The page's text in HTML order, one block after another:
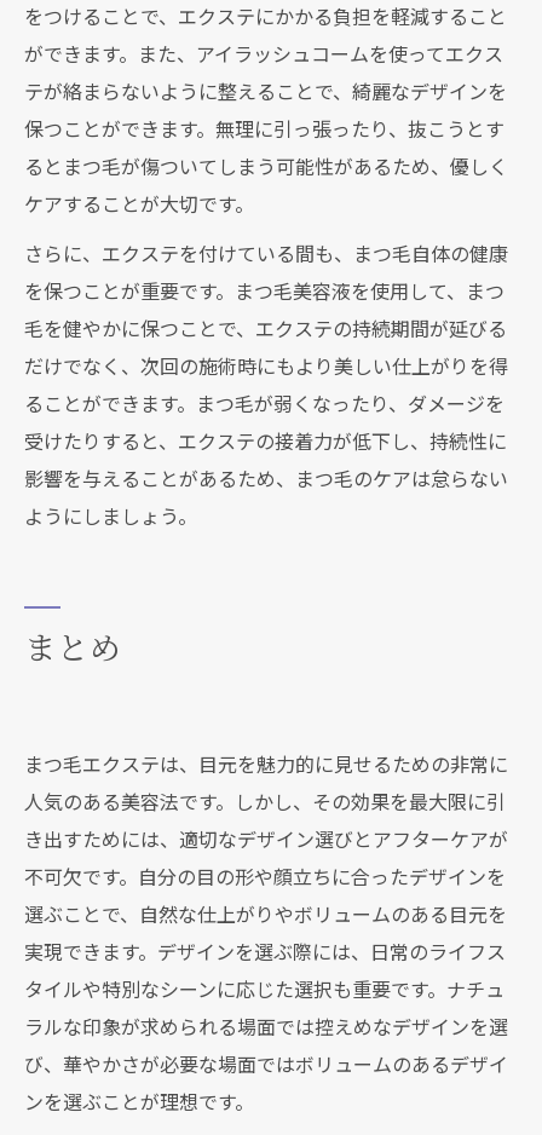
をつけることで、エクステにかかる負担を軽減すること
ができます。また、アイラッシュコームを使ってエクス
テが絡まらないように整えることで、綺麗なデザインを
保つことができます。無理に引っ張ったり、抜こうとす
るとまつ毛が傷ついてしまう可能性があるため、優しく
ケアすることが大切です。
さらに、エクステを付けている間も、まつ毛自体の健康
を保つことが重要です。まつ毛美容液を使用して、まつ
毛を健やかに保つことで、エクステの持続期間が延びる
だけでなく、次回の施術時にもより美しい仕上がりを得
ることができます。まつ毛が弱くなったり、ダメージを
受けたりすると、エクステの接着力が低下し、持続性に
影響を与えることがあるため、まつ毛のケアは怠らない
ようにしましょう。
まとめ
まつ毛エクステは、目元を魅力的に見せるための非常に
人気のある美容法です。しかし、その効果を最大限に引
き出すためには、適切なデザイン選びとアフターケアが
不可欠です。自分の目の形や顔立ちに合ったデザインを
選ぶことで、自然な仕上がりやボリュームのある目元を
実現できます。デザインを選ぶ際には、日常のライフス
タイルや特別なシーンに応じた選択も重要です。ナチュ
ラルな印象が求められる場面では控えめなデザインを選
び、華やかさが必要な場面ではボリュームのあるデザイ
ンを選ぶことが理想です。